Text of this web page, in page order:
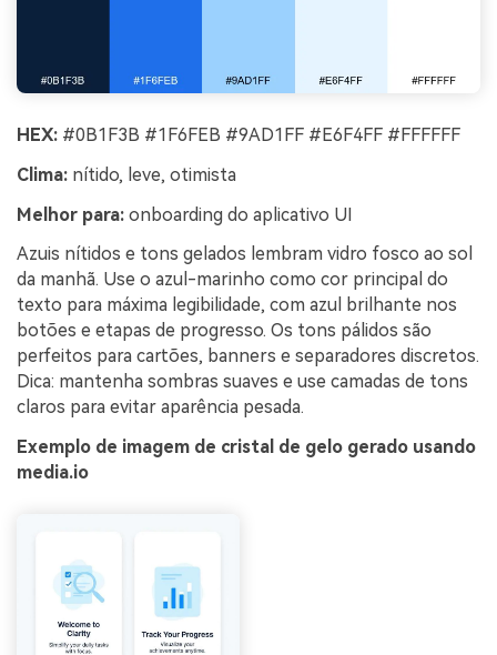
HEX: #0B1F3B #1F6FEB #9AD1FF #E6F4FF #FFFFFF
Clima: nítido, leve, otimista
Melhor para: onboarding do aplicativo UI
Azuis nítidos e tons gelados lembram vidro fosco ao sol
da manhã. Use o azul-marinho como cor principal do
texto para máxima legibilidade, com azul brilhante nos
botões e etapas de progresso. Os tons pálidos são
perfeitos para cartões, banners e separadores discretos.
Dica: mantenha sombras suaves e use camadas de tons
claros para evitar aparência pesada.
Exemplo de imagem de cristal de gelo gerado usando
media.io